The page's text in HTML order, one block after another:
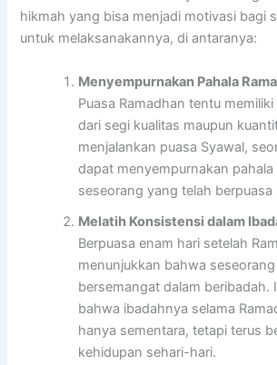
hikmah yang bisa menjadi motivasi bagi
untuk melaksanakannya, di antaranya:
Menyempurnakan Pahala
Puasa Ramadhan tentu
dari segi kualitas maupun
menjalankan puasa Syawal,
dapat menyempurnakan
seseorang yang telah
Melatih Konsistensi dalam
Berpuasa enam hari setelah
menunjukkan bahwa
bersemangat dalam beribadah.
bahwa ibadahnya selama
hanya sementara, tetapi terus
kehidupan sehari-hari.